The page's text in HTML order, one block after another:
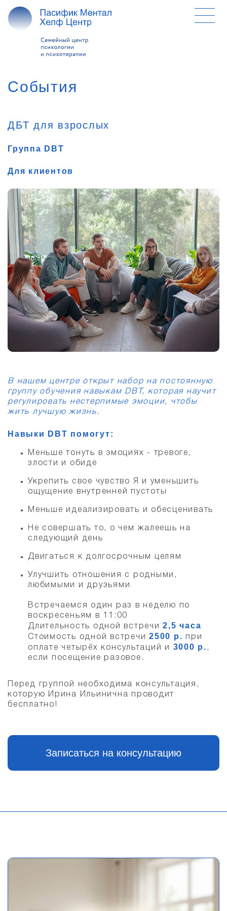
События
ДБТ для взрослых
Группа DBT
Для клиентов
В нашем центре открыт набор на постоянную
группу обучения навыкам DBT, которая научит
регулировать нестерпимые эмоции, чтобы
жить лучшую жизнь.
Навыки DBT помогут:
Меньше тонуть в эмоциях - тревоге,
злости и обиде
Укрепить свое чувство Я и уменьшить
ощущение внутренней пустоты
Меньше идеализировать и обесценивать
Не совершать то, о чем жалеешь на
следующий день
Двигаться к долгосрочным целям
Улучшить отношения с родными,
любимыми и друзьями
Встречаемся один раз в неделю по
воскресеньям в 11:00
Длительность одной встречи2,5 часа
Стоимость одной встречи 2500 р. при
оплате четырёх консультаций и 3000 р. ,
если посещение разовое.
Перед группой необходима консультация,
которую Ирина Ильинична проводит
бесплатно!
Записаться на консультацию